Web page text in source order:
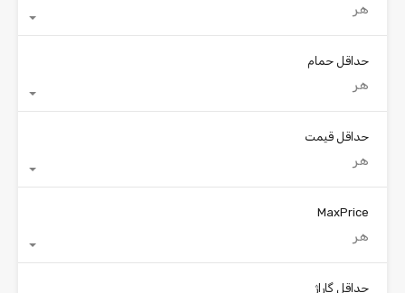
هر
حداقل حمام
هر
حداقل قیمت
هر
MaxPrice
هر
حداقل گاراژ